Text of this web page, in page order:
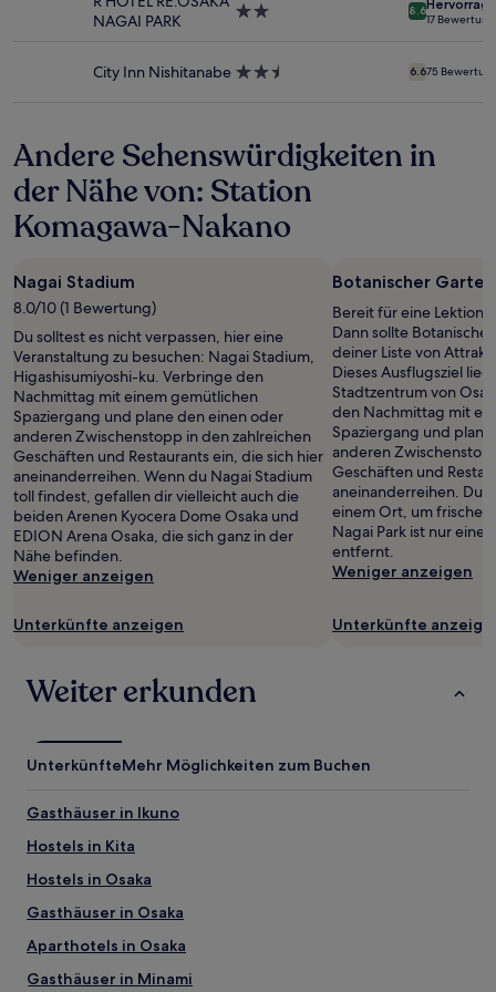
Bedingungen
NAGAI PARK
2.0-
8.6
17
City Inn Nishitanabe 2.5-
6.675
Andere Sehenswürdigkeiten in
der Nähe von: Station
Komagawa-Nakano
Nagai Stadium
8.0/10 (1 Bewertung)
Du solltest es nicht verpassen, hier eine
Veranstaltung zu besuchen: Nagai Stadium,
Higashisumiyoshi-ku. Verbringe den
Nachmittag mit einem gemütlichen
Spaziergang und plane den einen oder
anderen Zwischenstopp in den zahlreichen
Geschäften und Restaurants ein, die sich hier
aneinanderreihen. Wenn du Nagai Stadium
toll findest, gefallen dir vielleicht auch die
beiden Arenen Kyocera Dome Osaka und
EDION Arena Osaka, die sich ganz in der
Nähe befinden.
Weniger anzeigen
Unterkünfte anzeigen
Botanischer
Bereit für eine Lektion
Dann sollte
deiner Liste von
Dieses Ausflugsziel
Stadtzentrum von
den Nachmittag mit
Spaziergang und
anderen
Geschäften und
aneinanderreihen. Du
einem Ort, um frische
Nagai Park ist nur
entfernt.
Weniger anzeigen
Unterkünfte
Weiter erkunden
UnterkünfteMehr Möglichkeiten zum Buchen
Gasthäuser in Ikuno
Hostels in Kita
Hostels in Osaka
Gasthäuser in Osaka
Aparthotels in Osaka
Gasthäuser in Minami